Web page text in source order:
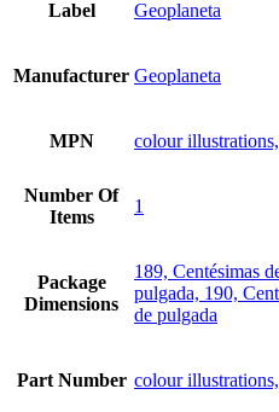
Label Geoplaneta
Manufacturer Geoplaneta
MPN colour
Number Of
Items
1
Package
Dimensions
189, Centésimas
pulgada, 190,
de pulgada
Part Number colour